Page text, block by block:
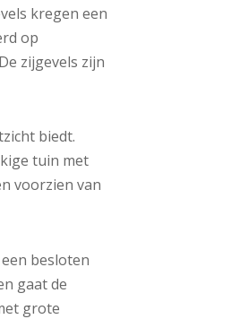
kregen een
op
zijgevels zijn
biedt.
tuin met
voorzien van
besloten
gaat de
grote